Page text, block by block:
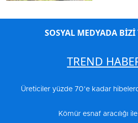
SOSYAL MEDYADA
TREND
Üreticiler yüzde 70’e kadar
Kömür esnaf aracılığı